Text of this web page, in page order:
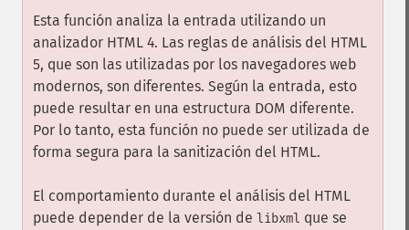
Esta función analiza la entrada utilizando un
analizador HTML 4. Las reglas de análisis del HTML
5, que son las utilizadas por los navegadores web
modernos, son diferentes. Según la entrada, esto
puede resultar en una estructura DOM diferente.
Por lo tanto, esta función no puede ser utilizada de
forma segura para la sanitización del HTML.
El comportamiento durante el análisis del HTML
puede depender de la versión de libxml que se